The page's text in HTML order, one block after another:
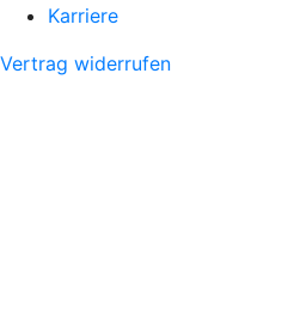
Karriere
Vertrag widerrufen